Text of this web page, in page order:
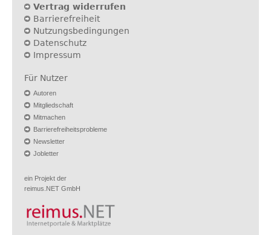
Vertrag widerrufen
Barrierefreiheit
Nutzungsbedingungen
Datenschutz
Impressum
Für Nutzer
Autoren
Mitgliedschaft
Mitmachen
Barrierefreiheitsprobleme
Newsletter
Jobletter
ein Projekt der
reimus.NET GmbH